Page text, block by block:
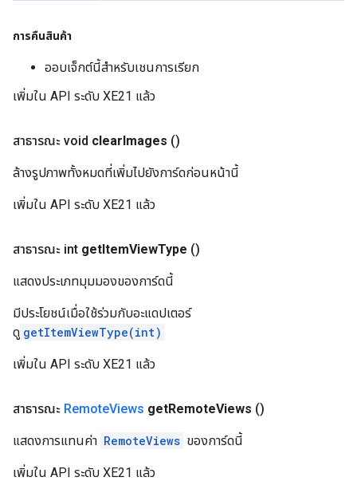
การคืนสินค้า
ออบเจ็กต์นี้สำหรับเชนการเรียก
เพิ่มใน API ระดับ XE21 แล้ว
สาธารณะ void clearImages ()
ล้างรูปภาพทั้งหมดที่เพิ่มไปยังการ์ดก่อนหน้านี้
เพิ่มใน API ระดับ XE21 แล้ว
สาธารณะ int getItemViewType ()
แสดงประเภทมุมมองของการ์ดนี้
มีประโยชน์เมื่อใช้ร่วมกับอะแดปเตอร์
ดู getItemViewType(int)
เพิ่มใน API ระดับ XE21 แล้ว
สาธารณะ RemoteViews getRemoteViews ()
แสดงการแทนค่า RemoteViews ของการ์ดนี้
เพิ่มใน API ระดับ XE21 แล้ว